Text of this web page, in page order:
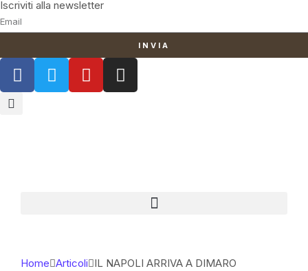
Iscriviti alla newsletter
INVIA
Home Articoli IL NAPOLI ARRIVA A DIMARO